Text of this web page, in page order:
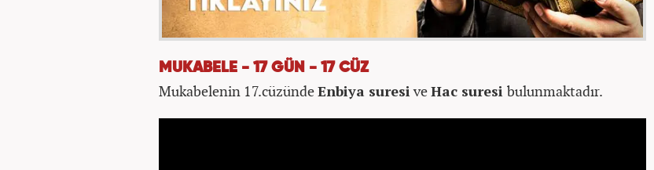
MUKABELE - 17 GÜN - 17 CÜZ
Mukabelenin 17.cüzündeEnbiya suresiveHac suresi bulunmaktadır.